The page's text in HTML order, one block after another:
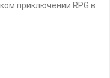
приключении RPG в